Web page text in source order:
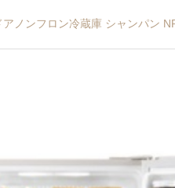
ノンフロン冷蔵庫 シャンパン